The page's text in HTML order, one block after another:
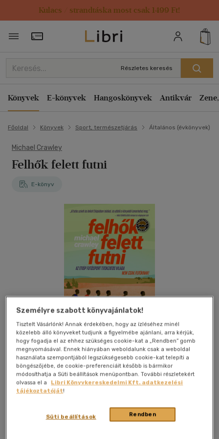
Kulacs / strandtáska most csak 1499 Ft!
Törzsvásárlói Kártya adatai
Részletes keresés
Könyvek E-könyvek Hangoskönyvek Antikvár
Főoldal Könyvek Sport, természetjárás Általános (évkönyvek)
Michael Crawley
Felhők felett futni
E-könyv
Beleolvasok Kívánságlistához adom Megosztom
magyar nyelvű
Személyre szabott könyvajánlatok!
Tisztelt Vásárlónk! Annak érdekében, hogy az ízléséhez minél
közelebb álló könyveket tudjunk a figyelmébe ajánlani, arra kérjük,
hogy fogadja el az ehhez szükséges cookie-kat a „Rendben” gomb
megnyomásával. Ennek hiányában weboldalunk csak a weboldal
használata szempontjából legszükségesebb cookie-kat telepíti a
böngészőjébe, de cookie-preferenciáit később is bármikor
módosíthatja a Süti beállítások menüpontban. További részletekért
olvassa el a
Libri Könyvkereskedelmi Kft. adatkezelési
tájékoztatóját!
Rendben
Süti beállítások